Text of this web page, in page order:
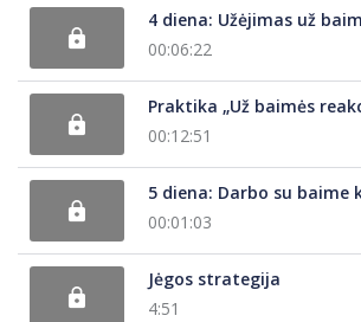
4 diena: Užėjimas už
00:06:22
Praktika „Už baimės
00:12:51
5 diena: Darbo su baime
00:01:03
Jėgos strategija
4:51